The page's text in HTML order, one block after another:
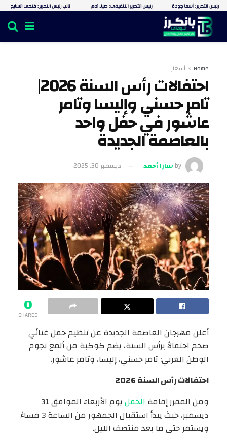
Home أسعار
احتفالات رأس السنة 2026|
تامر حسني وإليسا وتامر
عاشور في حفل واحد
بالعاصمة الجديدة
byسارا أحمد ديسمبر 30, 2025
0
SHARES
أعلن مهرجان العاصمة الجديدة عن تنظيم حفل غنائي
ضخم احتفالاً برأس السنة، يضم كوكبة من ألمع نجوم
الوطن العربي: تامر حسني، إليسا، وتامر عاشور.
احتفالات رأس السنة 2026
ومن المقرر إقامة الحفل
يوم الأربعاء الموافق 31
ديسمبر، حيث يبدأ استقبال الجمهور من الساعة 3 مساءً
ويستمر حتى ما بعد منتصف الليل.